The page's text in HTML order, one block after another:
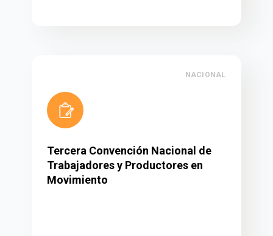
NACIONAL
Tercera Convención Nacional de
Trabajadores y Productores en
Movimiento